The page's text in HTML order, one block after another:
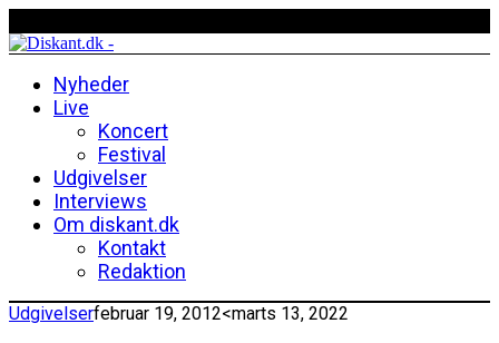
Nyheder
Live
Koncert
Festival
Udgivelser
Interviews
Om diskant.dk
Kontakt
Redaktion
Udgivelserfebruar 19, 2012<marts 13, 2022